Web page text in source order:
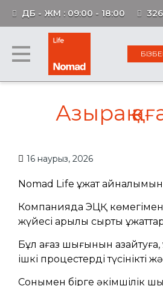
ДБ - ЖМ : 09:00 - 18:00
Азырақ
16 наурыз, 2026
Nomad Life құжат
Компанияда ЭЦҚ көмегімен
жүйесі арқылы сыртқы
Бұл қағаз шығынын азайтуға,
ішкі процестерді түсінікті
Сонымен бірге әкімшілік